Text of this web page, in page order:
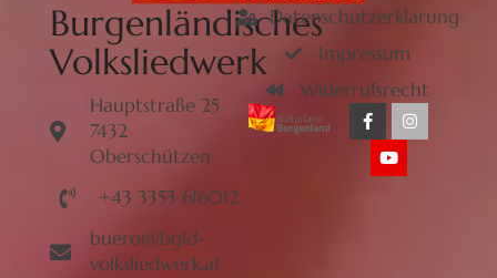
Burgenländisches
Volksliedwerk
Hauptstraße 25
7432
Oberschützen
+43 3353 616012
buero@bgld-
volksliedwerk.at
Datenschutzerklärung
Impressum
Widerrufsrecht